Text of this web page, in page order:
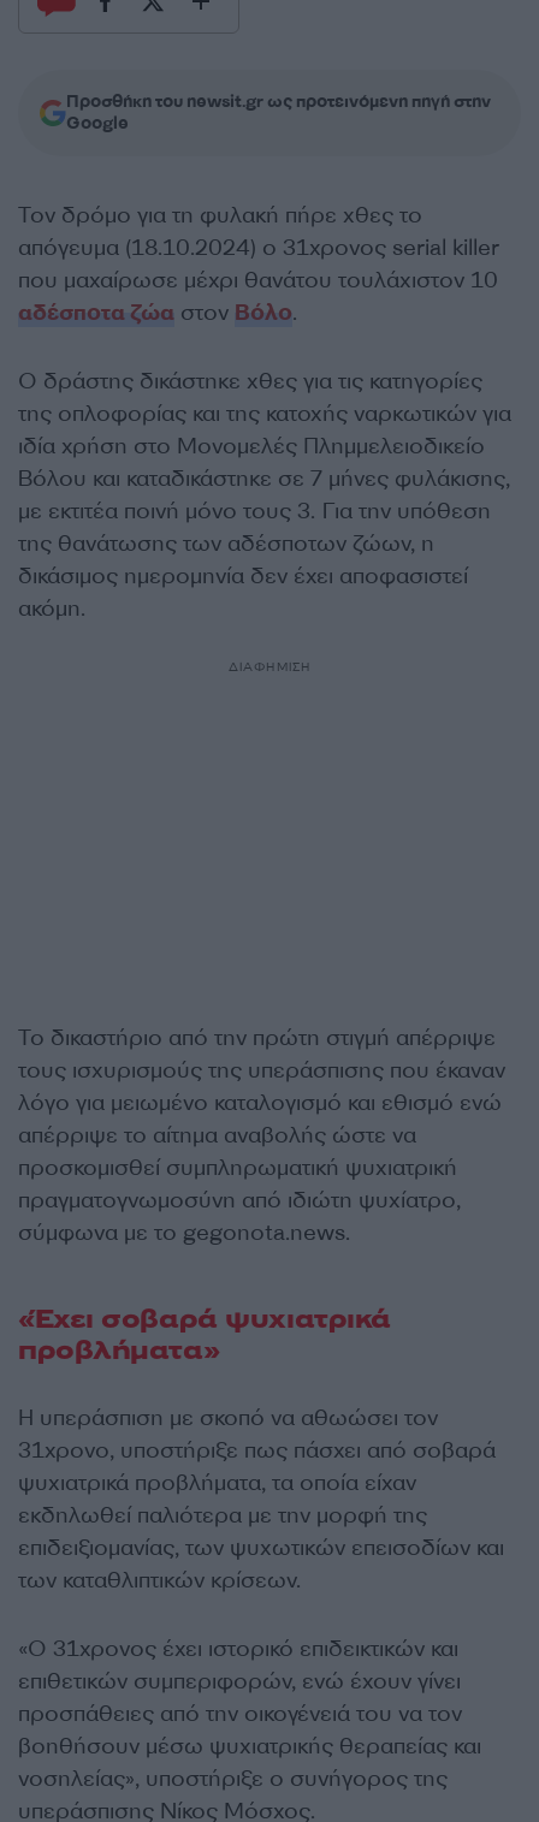
Προσθήκη του newsit.gr ως προτεινόμενη πηγή στην
Google
Τον δρόμο για τη φυλακή πήρε χθες το
απόγευμα (18.10.2024) ο 31χρονος serial killer
που μαχαίρωσε μέχρι θανάτου τουλάχιστον 10
αδέσποτα ζώα στον Βόλο.
Ο δράστης δικάστηκε χθες για τις κατηγορίες
της οπλοφορίας και της κατοχής ναρκωτικών για
ιδία χρήση στο Μονομελές Πλημμελειοδικείο
Βόλου και καταδικάστηκε σε 7 μήνες φυλάκισης,
με εκτιτέα ποινή μόνο τους 3. Για την υπόθεση
της θανάτωσης των αδέσποτων ζώων, η
δικάσιμος ημερομηνία δεν έχει αποφασιστεί
ακόμη.
ΔΙΑΦΗΜΙΣΗ
Το δικαστήριο από την πρώτη στιγμή απέρριψε
τους ισχυρισμούς της υπεράσπισης που έκαναν
λόγο για μειωμένο καταλογισμό και εθισμό ενώ
απέρριψε το αίτημα αναβολής ώστε να
προσκομισθεί συμπληρωματική ψυχιατρική
πραγματογνωμοσύνη από ιδιώτη ψυχίατρο,
σύμφωνα με το gegonota.news.
«Έχει σοβαρά ψυχιατρικά
προβλήματα»
Η υπεράσπιση με σκοπό να αθωώσει τον
31χρονο, υποστήριξε πως πάσχει από σοβαρά
ψυχιατρικά προβλήματα, τα οποία είχαν
εκδηλωθεί παλιότερα με την μορφή της
επιδειξιομανίας, των ψυχωτικών επεισοδίων και
των καταθλιπτικών κρίσεων.
«Ο 31χρονος έχει ιστορικό επιδεικτικών και
επιθετικών συμπεριφορών, ενώ έχουν γίνει
προσπάθειες από την οικογένειά του να τον
βοηθήσουν μέσω ψυχιατρικής θεραπείας και
νοσηλείας», υποστήριξε ο συνήγορος της
υπεράσπισης Νίκος Μόσχος.